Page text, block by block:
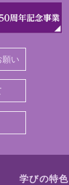
い
学びの特色